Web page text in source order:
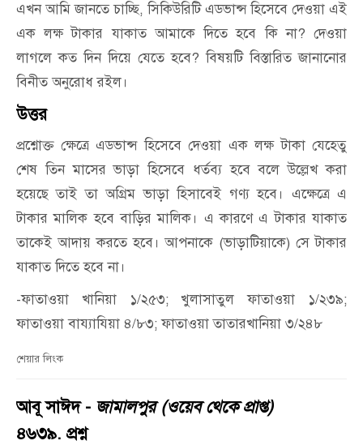
এখন আমি জানতে চাচ্ছি, সিকিউরিটি এডভান্স হিসেবে দেওয়া এই
এক লক্ষ টাকার যাকাত আমাকে দিতে হবে কি না? দেওয়া
লাগলে কত দিন দিয়ে যেতে হবে? বিষয়টি বিস্তারিত জানানোর
বিনীত অনুরোধ রইল।
উত্তর
প্রশ্নোক্ত ক্ষেত্রে এডভান্স হিসেবে দেওয়া এক লক্ষ টাকা যেহেতু
শেষ তিন মাসের ভাড়া হিসেবে ধর্তব্য হবে বলে উল্লেখ করা
হয়েছে তাই তা অগ্রিম ভাড়া হিসাবেই গণ্য হবে। এক্ষেত্রে এ
টাকার মালিক হবে বাড়ির মালিক। এ কারণে এ টাকার যাকাত
তাকেই আদায় করতে হবে। আপনাকে (ভাড়াটিয়াকে) সে টাকার
যাকাত দিতে হবে না।
-ফাতাওয়া খানিয়া ১/২৫৩; খুলাসাতুল ফাতাওয়া ১/২৩৯;
ফাতাওয়া বায্যাযিয়া ৪/৮৩; ফাতাওয়া তাতারখানিয়া ৩/২৪৮
শেয়ার লিংক
আবূ সাঈদ - জামালপুর (ওয়েব থেকে প্রাপ্ত)
৪৬৩৯. প্রশ্ন